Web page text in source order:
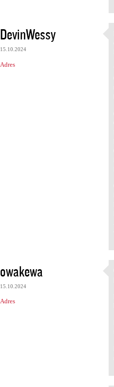
DevinWessy
15.10.2024
Adres
owakewa
15.10.2024
Adres